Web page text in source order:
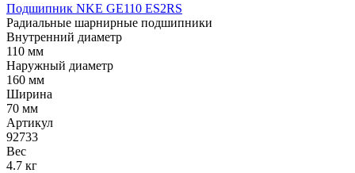
Подшипник NKE GE110 ES2RS
Радиальные шарнирные подшипники
Внутренний диаметр
110 мм
Наружный диаметр
160 мм
Ширина
70 мм
Артикул
92733
Вес
4.7 кг